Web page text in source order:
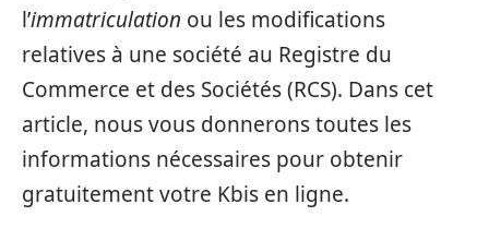
l’immatriculation ou les modifications
relatives à une société au Registre du
Commerce et des Sociétés (RCS). Dans cet
article, nous vous donnerons toutes les
informations nécessaires pour obtenir
gratuitement votre Kbis en ligne.